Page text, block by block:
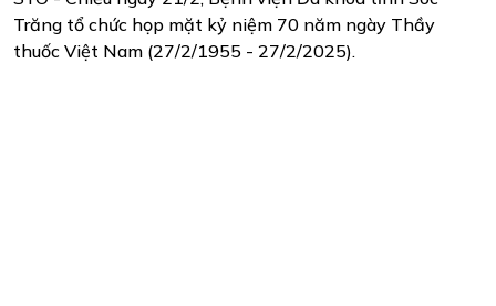
Trăng tổ chức họp mặt kỷ niệm 70 năm ngày Thầy
thuốc Việt Nam (27/2/1955 - 27/2/2025).